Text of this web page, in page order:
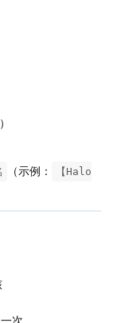
（示例：
【Halo
次